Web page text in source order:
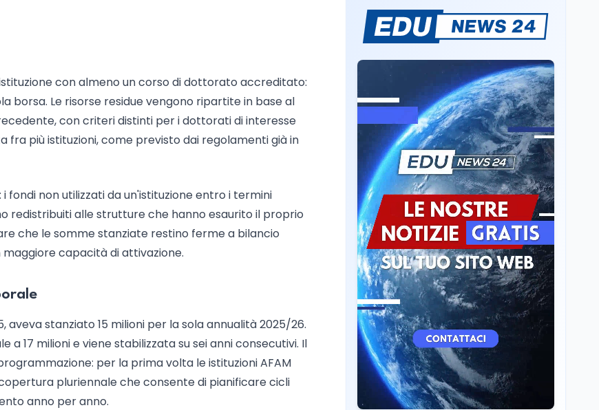
con almeno un corso di dottorato accreditato:
borsa. Le risorse residue vengono ripartite in base al
con criteri distinti per i dottorati di interesse
fra più istituzioni, come previsto dai regolamenti già in
fondi non utilizzati da un'istituzione entro i termini
redistribuiti alle strutture che hanno esaurito il proprio
che le somme stanziate restino ferme a bilancio
capacità di attivazione.
stanziato 15 milioni per la sola annualità 2025/26.
17 milioni e viene stabilizzata su sei anni consecutivi. Il
per la prima volta le istituzioni AFAM
pluriennale che consente di pianificare cicli
anno per anno.
Mondo7 ago
Sparatoria a Bangkok:
studente 14enne uccide
Editoriali7 ago
Camere in ferie,
riapertura il 9
settembre tra legge
elettorale e Rai. La
premier Meloni attesa a
Bari il 4 settembre per
celebrare il governo più
longevo dell’Italia
repubblicana
Cultura7 ago
Ravenna, il settembre
dantesco nel 705°
anniversario della morte
del Sommo Poeta
Cultura 7 ago
Franca Ghitti a Santa
Giulia: il quarto capitolo
dei Palcoscenici